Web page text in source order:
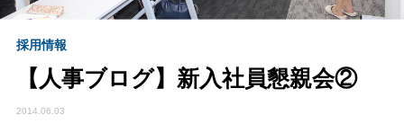
採用情報
【人事ブログ】新入社員懇親会②
2014.06.03